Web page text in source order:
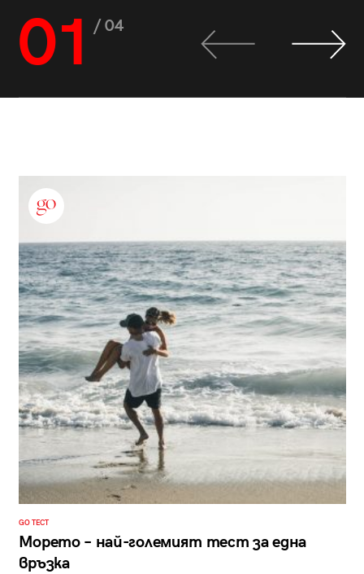
01 / 04
GO ТЕСТ
Морето – най-големият тест за една
връзка